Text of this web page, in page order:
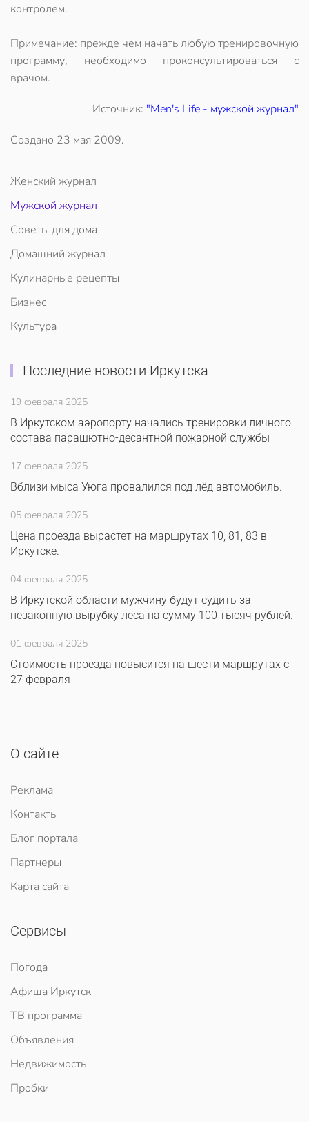
контролем.
Примечание: прежде чем начать любую тренировочную
программу, необходимо проконсультироваться с
врачом.
Источник: "Men's Life - мужской журнал"
Создано 23 мая 2009.
Женский журнал
Мужской журнал
Советы для дома
Домашний журнал
Кулинарные рецепты
Бизнес
Культура
Последние новости Иркутска
19 февраля 2025
В Иркутском аэропорту начались тренировки личного
состава парашютно-десантной пожарной службы
17 февраля 2025
Вблизи мыса Уюга провалился под лёд автомобиль.
05 февраля 2025
Цена проезда вырастет на маршрутах 10, 81, 83 в
Иркутске.
04 февраля 2025
В Иркутской области мужчину будут судить за
незаконную вырубку леса на сумму 100 тысяч рублей.
01 февраля 2025
Стоимость проезда повысится на шести маршрутах с
27 февраля
О сайте
Реклама
Контакты
Блог портала
Партнеры
Карта сайта
Сервисы
Погода
Афиша Иркутск
ТВ программа
Объявления
Недвижимость
Пробки